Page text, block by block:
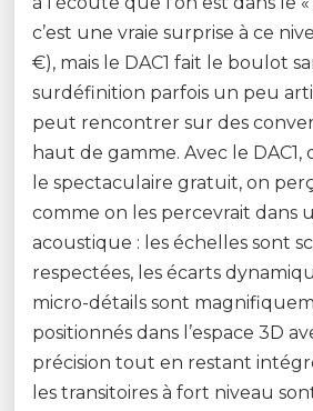
c’est une vraie surprise à ce
€), mais le DAC1 fait le boulot
surdéfinition parfois un peu
peut rencontrer sur des
haut de gamme. Avec le DAC1,
le spectaculaire gratuit, on
comme on les percevrait dans
acoustique : les échelles sont
respectées, les écarts
micro-détails sont
positionnés dans l’espace 3D
précision tout en restant
les transitoires à fort niveau